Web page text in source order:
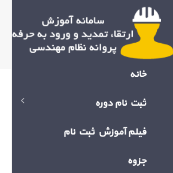
خانه
ثبت نام دوره
فیلم آموزش ثبت نام
جزوه